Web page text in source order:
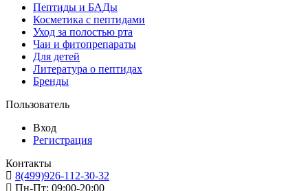
Пептиды и БАДы
Косметика с пептидами
Уход за полостью рта
Чаи и фитопрепараты
Для детей
Литература о пептидах
Бренды
Пользователь
Вход
Регистрация
Контакты
8(499)926-112-30-32
Пн-Пт: 09:00-20:00